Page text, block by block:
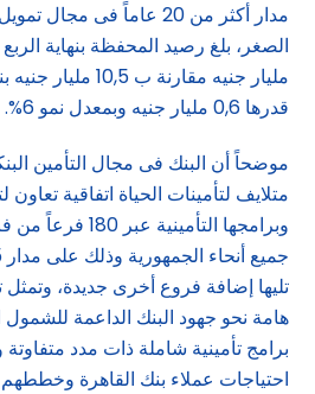
مدار أكثر من 20 عاماً فى
قدرها 0,6 مليار جنيه وبمعدل نمو 6%.
موضحاً أن البنك فى مجال التأمين
متلايف لتأمينات الحياة اتفاقية
وبرامجها
تليها إضافة فروع أخرى جديدة، وتمثل
هامة نحو جهود البنك الداعمة
برامج تأمينية شاملة ذات مدد
احتياجات عملاء بنك القاهرة وخططهم